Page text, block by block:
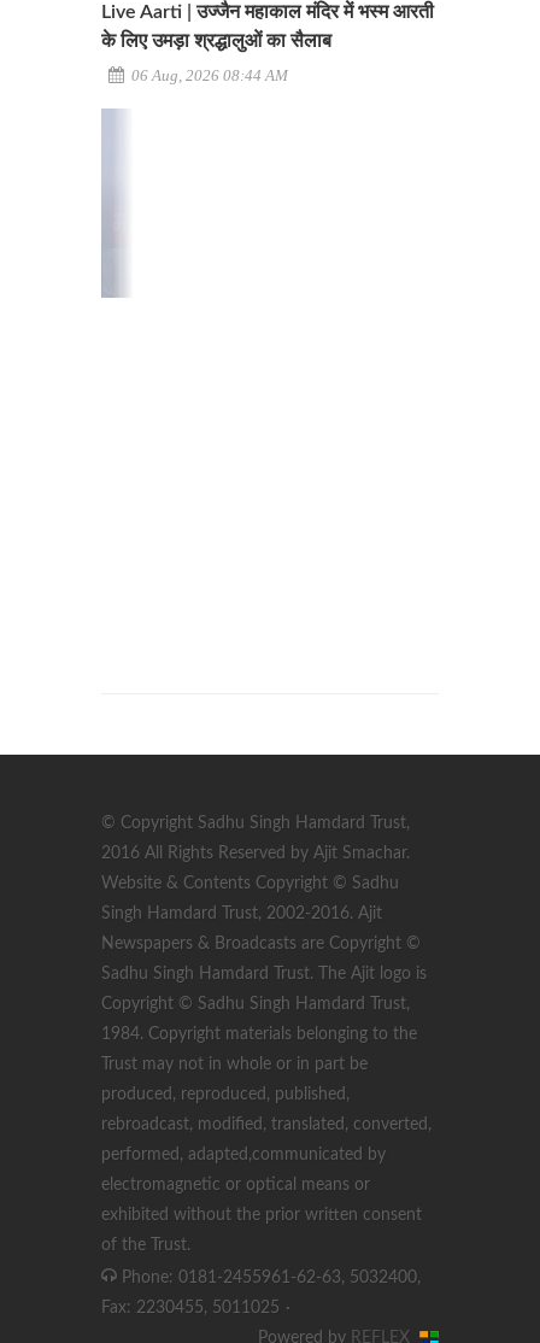
Live Aarti | उज्जैन महाकाल मंदिर में भस्म आरती
के लिए उमड़ा श्रद्धालुओं का सैलाब
06 Aug, 2026 08:44 AM
© Copyright Sadhu Singh Hamdard Trust,
2016 All Rights Reserved by Ajit Smachar.
Website & Contents Copyright © Sadhu
Singh Hamdard Trust, 2002-2016. Ajit
Newspapers & Broadcasts are Copyright ©
Sadhu Singh Hamdard Trust. The Ajit logo is
Copyright © Sadhu Singh Hamdard Trust,
1984. Copyright materials belonging to the
Trust may not in whole or in part be
produced, reproduced, published,
rebroadcast, modified, translated, converted,
performed, adapted,communicated by
electromagnetic or optical means or
exhibited without the prior written consent
of the Trust.
Phone: 0181-2455961-62-63, 5032400,
Fax: 2230455, 5011025 ·
Powered by REFLEX